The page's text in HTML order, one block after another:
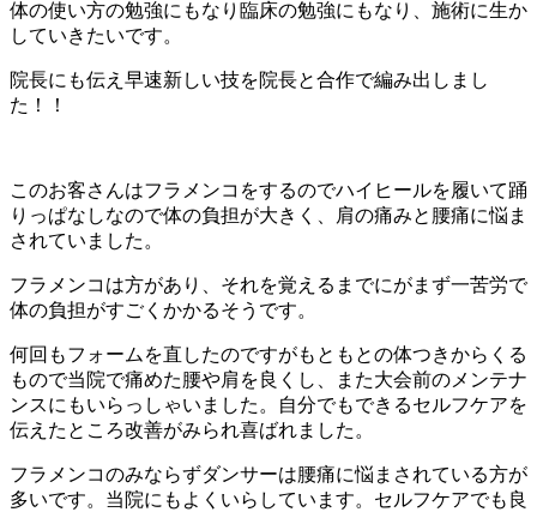
体の使い方の勉強にもなり臨床の勉強にもなり、施術に生か
していきたいです。
院長にも伝え早速新しい技を院長と合作で編み出しまし
た！！
このお客さんはフラメンコをするのでハイヒールを履いて踊
りっぱなしなので体の負担が大きく、肩の痛みと腰痛に悩ま
されていました。
フラメンコは方があり、それを覚えるまでにがまず一苦労で
体の負担がすごくかかるそうです。
何回もフォームを直したのですがもともとの体つきからくる
もので当院で痛めた腰や肩を良くし、また大会前のメンテナ
ンスにもいらっしゃいました。自分でもできるセルフケアを
伝えたところ改善がみられ喜ばれました。
フラメンコのみならずダンサーは腰痛に悩まされている方が
多いです。当院にもよくいらしています。セルフケアでも良